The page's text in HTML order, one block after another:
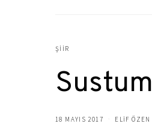
ŞIIR
Sustum
18 MAYIS 2017 ELIF ÖZEN